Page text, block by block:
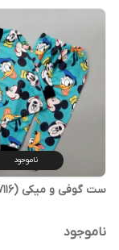
ناموجود
ست گوفی و میکی (407116)
ناموجود